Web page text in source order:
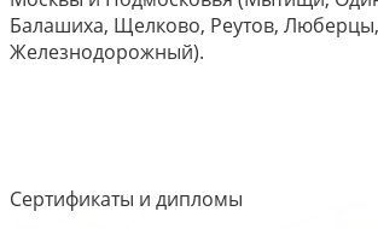
Балашиха, Щелково, Реутов, Люберцы,
Железнодорожный).
Сертификаты и дипломы